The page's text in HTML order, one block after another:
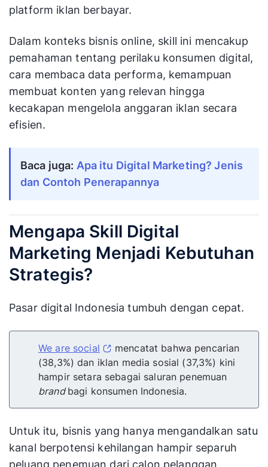
platform iklan berbayar.
Dalam konteks bisnis online, skill ini mencakup
pemahaman tentang perilaku konsumen digital,
cara membaca data performa, kemampuan
membuat konten yang relevan hingga
kecakapan mengelola anggaran iklan secara
efisien.
Baca juga: Apa itu Digital Marketing? Jenis
dan Contoh Penerapannya
Mengapa Skill Digital
Marketing Menjadi Kebutuhan
Strategis?
Pasar digital Indonesia tumbuh dengan cepat.
We are social
mencatat bahwa pencarian
(38,3%) dan iklan media sosial (37,3%) kini
hampir setara sebagai saluran penemuan
brandbagi konsumen Indonesia.
Untuk itu, bisnis yang hanya mengandalkan satu
kanal berpotensi kehilangan hampir separuh
peluang penemuan dari calon pelanggan